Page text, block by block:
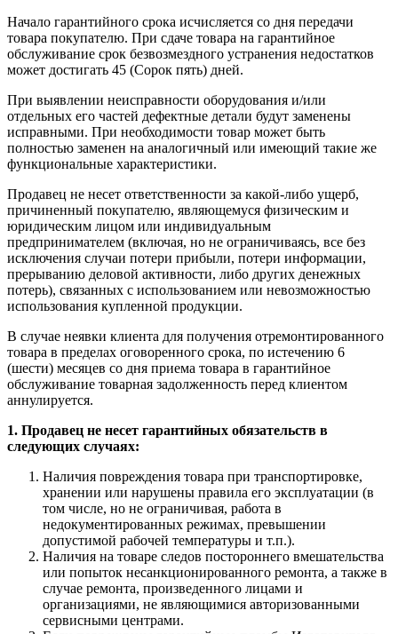
Начало гарантийного срока исчисляется со дня передачи
товара покупателю. При сдаче товара на гарантийное
обслуживание срок безвозмездного устранения недостатков
может достигать 45 (Сорок пять) дней.
При выявлении неисправности оборудования и/или
отдельных его частей дефектные детали будут заменены
исправными. При необходимости товар может быть
полностью заменен на аналогичный или имеющий такие же
функциональные характеристики.
Продавец не несет ответственности за какой-либо ущерб,
причиненный покупателю, являющемуся физическим и
юридическим лицом или индивидуальным
предпринимателем (включая, но не ограничиваясь, все без
исключения случаи потери прибыли, потери информации,
прерыванию деловой активности, либо других денежных
потерь), связанных с использованием или невозможностью
использования купленной продукции.
В случае неявки клиента для получения отремонтированного
товара в пределах оговоренного срока, по истечению 6
(шести) месяцев со дня приема товара в гарантийное
обслуживание товарная задолженность перед клиентом
аннулируется.
1. Продавец не несет гарантийных обязательств в
следующих случаях:
Наличия повреждения товара при транспортировке,
хранении или нарушены правила его эксплуатации (в
том числе, но не ограничивая, работа в
недокументированных режимах, превышении
допустимой рабочей температуры и т.п.).
Наличия на товаре следов постороннего вмешательства
или попыток несанкционированного ремонта, а также в
случае ремонта, произведенного лицами и
организациями, не являющимися авторизованными
сервисными центрами.